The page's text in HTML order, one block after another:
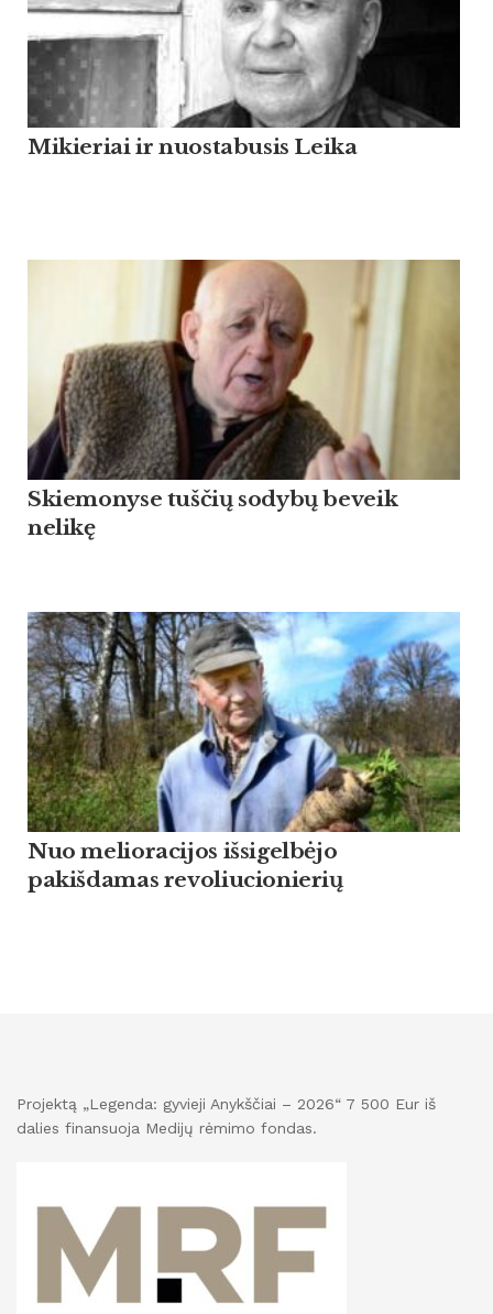
Mikieriai ir nuostabusis Leika
Skiemonyse tuščių sodybų beveik
nelikę
Nuo melioracijos išsigelbėjo
pakišdamas revoliucionierių
Projektą „Legenda: gyvieji Anykščiai – 2026“ 7 500 Eur iš
dalies finansuoja Medijų rėmimo fondas.